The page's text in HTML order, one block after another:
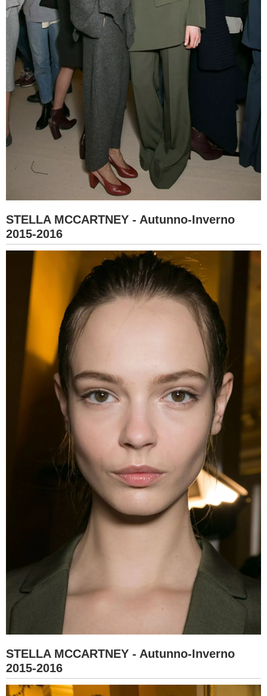
STELLA MCCARTNEY - Autunno-Inverno
2015-2016
STELLA MCCARTNEY - Autunno-Inverno
2015-2016